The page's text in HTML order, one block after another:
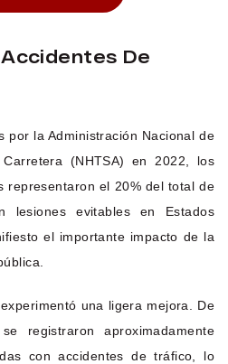
De
por la Administración Nacional de
(NHTSA) en 2022, los
representaron el 20% del total de
lesiones evitables en Estados
el importante impacto de la
una ligera mejora. De
registraron aproximadamente
con accidentes de tráfico, lo